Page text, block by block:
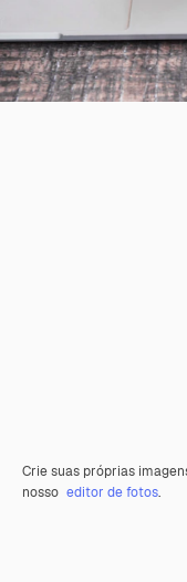
Crie suas próprias
nosso editor de fotos.